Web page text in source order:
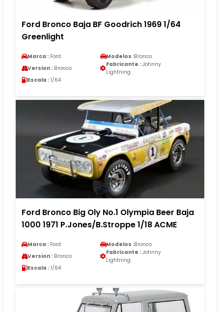
Ford Bronco Baja BF Goodrich 1969 1/64
Greenlight
Marca : Ford Modelos :Bronco
Version : Bronco
Fabricante : Johnny
Lightning
Escala : 1/64
Ford Bronco Big Oly No.1 Olympia Beer Baja
1000 1971 P.Jones/B.Stroppe 1/18 ACME
Marca : Ford Modelos :Bronco
Version : Bronco
Fabricante : Johnny
Lightning
Escala : 1/64